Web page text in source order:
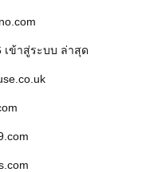
เข้าสู่ระบบ ล่าสุด